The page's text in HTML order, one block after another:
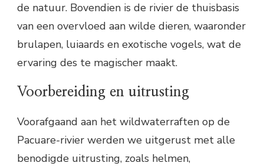
de natuur. Bovendien is de rivier de thuisbasis
van een overvloed aan wilde dieren, waaronder
brulapen, luiaards en exotische vogels, wat de
ervaring des te magischer maakt.
Voorbereiding en uitrusting
Voorafgaand aan het wildwaterraften op de
Pacuare-rivier werden we uitgerust met alle
benodigde uitrusting, zoals helmen,